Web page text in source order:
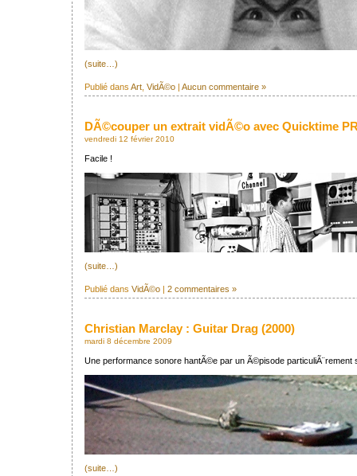
(suite…)
Publié dans Art VidÃ©o | Aucun commentaire »
DÃ©couper un extrait vidÃ©o avec Quicktime
vendredi 12 février 2010
Facile !
(suite…)
Publié dans VidÃ©o | 2 commentaires »
Christian Marclay : Guitar Drag (2000)
mardi 8 décembre 2009
Une performance sonore hantÃ©e par un Ã©pisode particuliÃ¨rement
(suite…)